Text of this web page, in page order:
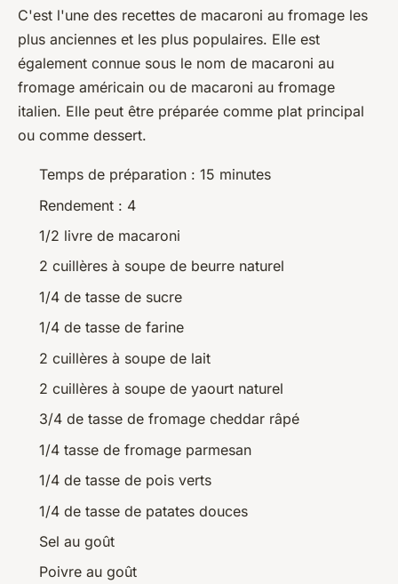
C'est l'une des recettes de macaroni au fromage les
plus anciennes et les plus populaires. Elle est
également connue sous le nom de macaroni au
fromage américain ou de macaroni au fromage
italien. Elle peut être préparée comme plat principal
ou comme dessert.
Temps de préparation : 15 minutes
Rendement : 4
1/2 livre de macaroni
2 cuillères à soupe de beurre naturel
1/4 de tasse de sucre
1/4 de tasse de farine
2 cuillères à soupe de lait
2 cuillères à soupe de yaourt naturel
3/4 de tasse de fromage cheddar râpé
1/4 tasse de fromage parmesan
1/4 de tasse de pois verts
1/4 de tasse de patates douces
Sel au goût
Poivre au goût